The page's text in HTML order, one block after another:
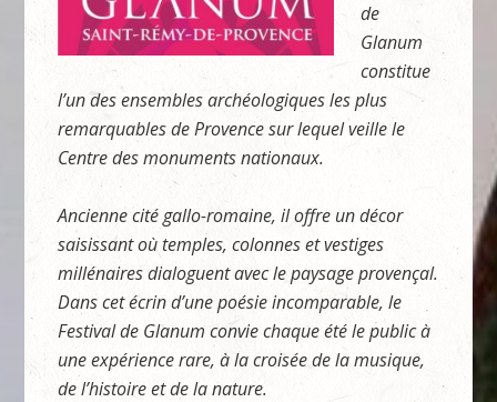
de
Glanum
constitue
l’un des ensembles archéologiques les plus
remarquables de Provence sur lequel veille le
Centre des monuments nationaux.
Ancienne cité gallo-romaine, il offre un décor
saisissant où temples, colonnes et vestiges
millénaires dialoguent avec le paysage provençal.
Dans cet écrin d’une poésie incomparable, le
Festival de Glanum convie chaque été le public à
une expérience rare, à la croisée de la musique,
de l’histoire et de la nature.